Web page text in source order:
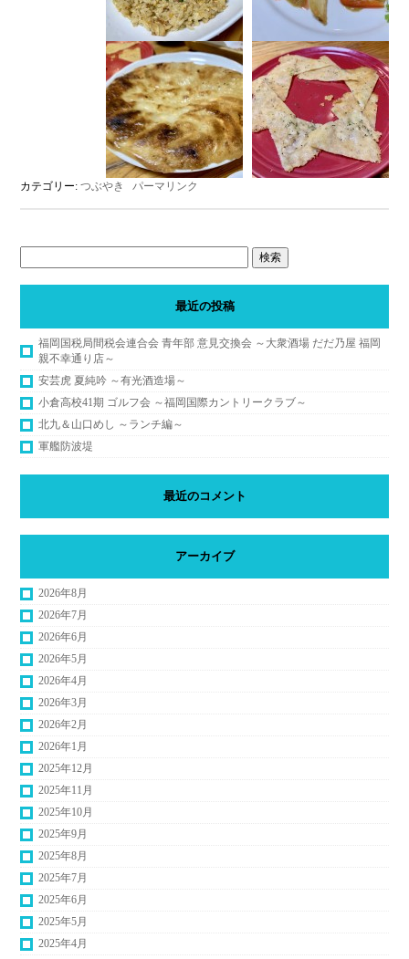
カテゴリー:つぶやき パーマリンク
最近の投稿
福岡国税局間税会連合会 青年部 意見交換会 ～大衆酒場 だだ乃屋 福岡
親不幸通り店～
安芸虎 夏純吟 ～有光酒造場～
小倉高校41期 ゴルフ会 ～福岡国際カントリークラブ～
北九＆山口めし ～ランチ編～
軍艦防波堤
最近のコメント
アーカイブ
2026年8月
2026年7月
2026年6月
2026年5月
2026年4月
2026年3月
2026年2月
2026年1月
2025年12月
2025年11月
2025年10月
2025年9月
2025年8月
2025年7月
2025年6月
2025年5月
2025年4月